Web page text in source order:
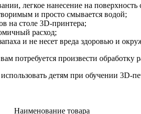
легкое нанесение на поверхность
и просто смывается водой;
на столе 3D-принтера;
расход;
и не несет вреда здоровью и
потребуется произвести
детям при обучении 3D-
Наименование товара